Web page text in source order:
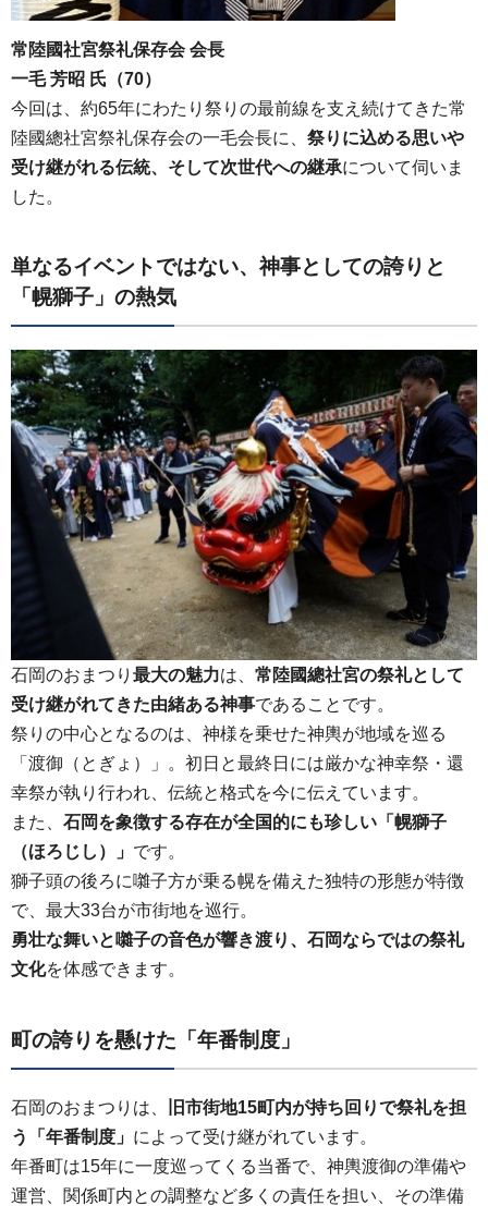
常陸國社宮祭礼保存会 会長
一毛 芳昭 氏（70）
今回は、約65年にわたり祭りの最前線を支え続けてきた常
陸國總社宮祭礼保存会の一毛会長に、 祭りに込める思いや
受け継がれる伝統、そして次世代への継承について伺いま
した。
単なるイベントではない、神事としての誇りと
「幌獅子」の熱気
石岡のおまつり 最大の魅力は、 常陸國總社宮の祭礼として
受け継がれてきた由緒ある神事であることです。
祭りの中心となるのは、神様を乗せた神輿が地域を巡る
「渡御（とぎょ）」。初日と最終日には厳かな神幸祭・還
幸祭が執り行われ、伝統と格式を今に伝えています。
また、 石岡を象徴する存在が全国的にも珍しい「幌獅子
（ほろじし）」 です。
獅子頭の後ろに囃子方が乗る幌を備えた独特の形態が特徴
で、最大33台が市街地を巡行。
勇壮な舞いと囃子の音色が響き渡り、石岡ならではの祭礼
文化を体感できます。
町の誇りを懸けた「年番制度」
石岡のおまつりは、
旧市街地15町内が持ち回りで祭礼を担
う「年番制度」 によって受け継がれています。
年番町は15年に一度巡ってくる当番で、神輿渡御の準備や
運営、関係町内との調整など多くの責任を担い、その準備